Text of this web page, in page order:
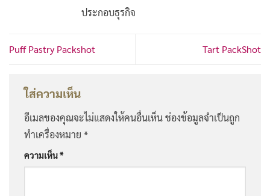
ประกอบธุรกิจ
Puff Pastry Packshot Tart PackShot
ใส่ความเห็น
อีเมลของคุณจะไม่แสดงให้คนอื่นเห็นช่องข้อมูลจำเป็นถูก
ทำเครื่องหมาย *
ความเห็น*